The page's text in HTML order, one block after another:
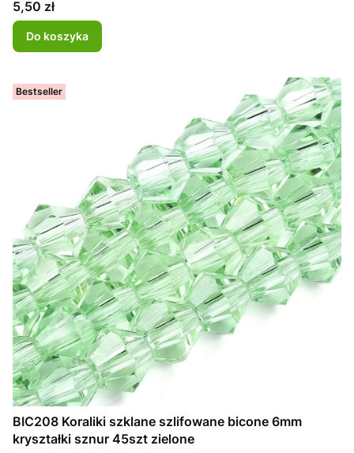
Cena
5,50 zł
Do koszyka
Bestseller
BIC208 Koraliki szklane szlifowane bicone 6mm
kryształki sznur 45szt zielone